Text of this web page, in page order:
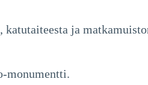
katutaiteesta ja
monumentti.